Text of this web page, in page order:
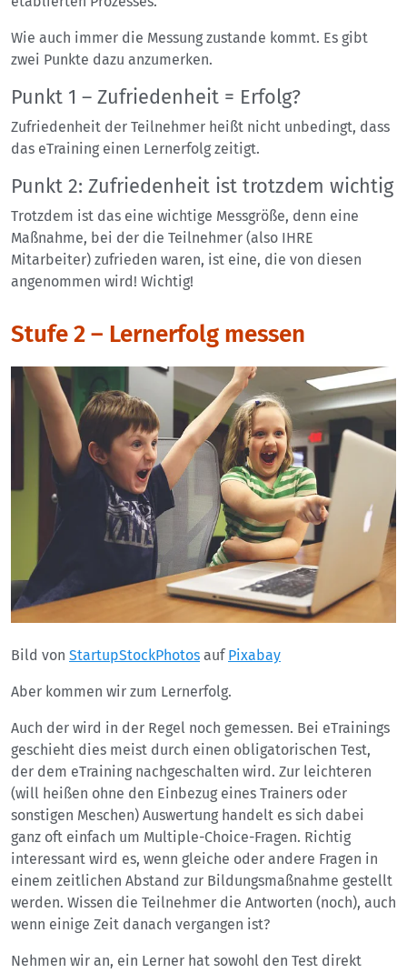
Wie auch immer die Messung zustande kommt. Es gibt
zwei Punkte dazu anzumerken.
Punkt 1 – Zufriedenheit = Erfolg?
Zufriedenheit der Teilnehmer heißt nicht unbedingt, dass
das eTraining einen Lernerfolg zeitigt.
Punkt 2: Zufriedenheit ist trotzdem wichtig
Trotzdem ist das eine wichtige Messgröße, denn eine
Maßnahme, bei der die Teilnehmer (also IHRE
Mitarbeiter) zufrieden waren, ist eine, die von diesen
angenommen wird! Wichtig!
Stufe 2 – Lernerfolg messen
Bild von StartupStockPhotos auf Pixabay
Aber kommen wir zum Lernerfolg.
Auch der wird in der Regel noch gemessen. Bei eTrainings
geschieht dies meist durch einen obligatorischen Test,
der dem eTraining nachgeschalten wird. Zur leichteren
(will heißen ohne den Einbezug eines Trainers oder
sonstigen Meschen) Auswertung handelt es sich dabei
ganz oft einfach um Multiple-Choice-Fragen. Richtig
interessant wird es, wenn gleiche oder andere Fragen in
einem zeitlichen Abstand zur Bildungsmaßnahme gestellt
werden. Wissen die Teilnehmer die Antworten (noch), auch
wenn einige Zeit danach vergangen ist?
Nehmen wir an, ein Lerner hat sowohl den Test direkt